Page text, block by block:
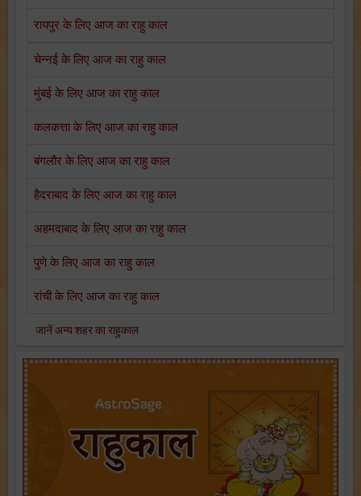
रायपुर के लिए आज का राहु काल
चेन्नई के लिए आज का राहु काल
मुंबई के लिए आज का राहु काल
कलकत्ता के लिए आज का राहु काल
बंगलौर के लिए आज का राहु काल
हैदराबाद के लिए आज का राहु काल
अहमदाबाद के लिए आज का राहु काल
पुणे के लिए आज का राहु काल
रांची के लिए आज का राहु काल
जानें अन्य शहर का राहुकाल